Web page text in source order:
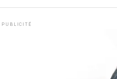
PUBLICITÉ